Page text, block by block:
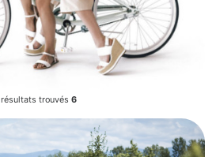
résultats trouvés 6